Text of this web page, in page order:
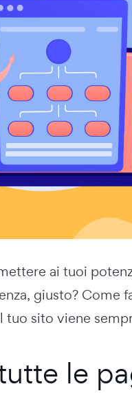
ai tuoi
giusto? Come
sito viene
le